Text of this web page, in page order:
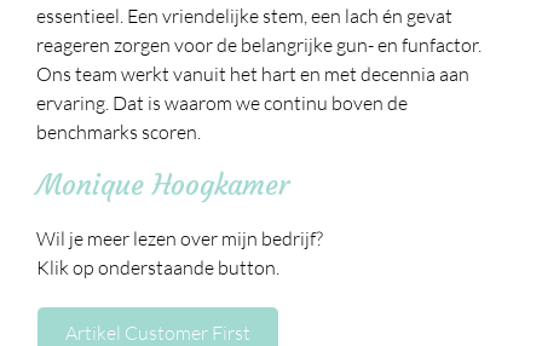
essentieel. Een vriendelijke stem, een lach én gevat
reageren zorgen voor de belangrijke gun- en funfactor.
Ons team werkt vanuit het hart en met decennia aan
ervaring. Dat is waarom we continu boven de
benchmarks scoren.
Monique Hoogkamer
Wil je meer lezen over mijn bedrijf?
Klik op onderstaande button.
Artikel Customer First